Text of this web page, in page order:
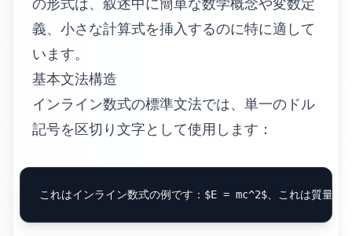
の形式は、叙述中に簡単な数学概念や変数定
義、小さな計算式を挿入するのに特に適して
います。
基本文法構造
インライン数式の標準文法では、単一のドル
記号を区切り文字として使用します：